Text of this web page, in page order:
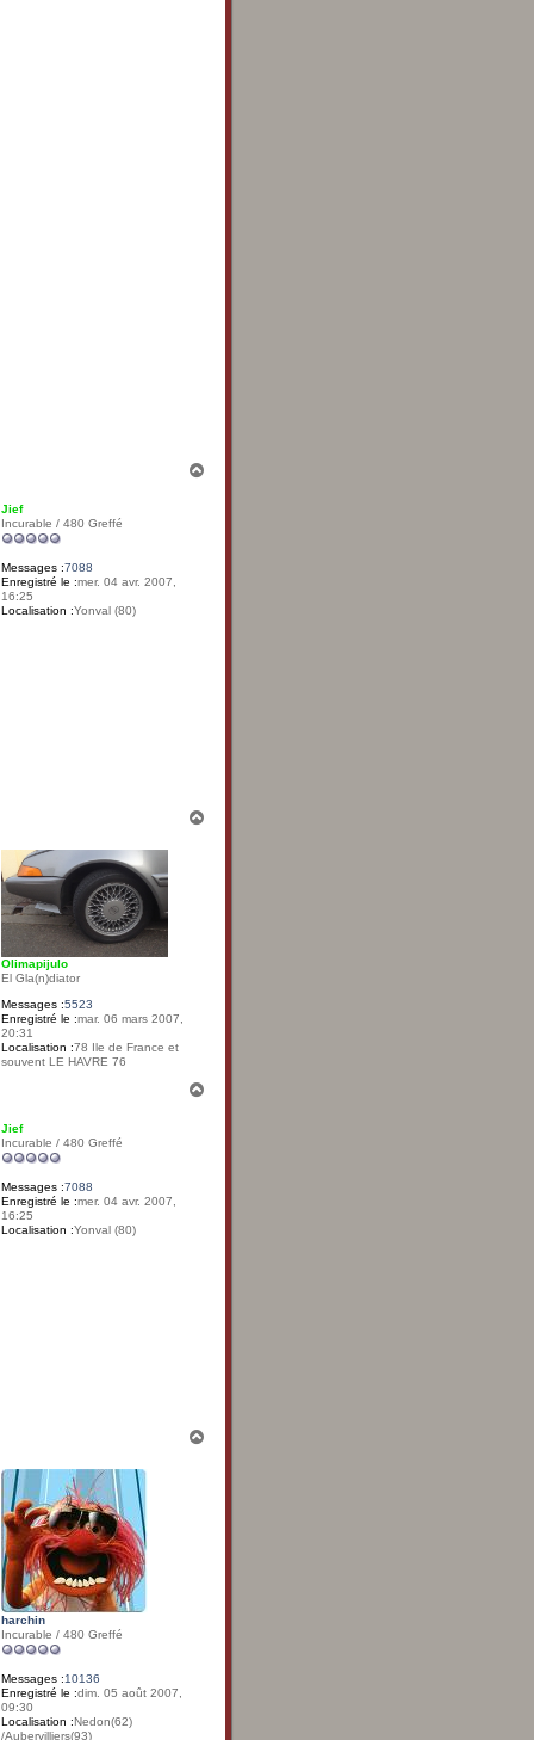
Jief
Incurable / 480 Greffé
Messages :7088
Enregistré le :mer. 04 avr. 2007,
16:25
Localisation :Yonval (80)
Olimapijulo
El Gla(n)diator
Messages :5523
Enregistré le :mar. 06 mars 2007,
20:31
Localisation :78 Ile de France et
souvent LE HAVRE 76
Jief
Incurable / 480 Greffé
Messages :7088
Enregistré le :mer. 04 avr. 2007,
16:25
Localisation :Yonval (80)
harchin
Incurable / 480 Greffé
Messages :10136
Enregistré le :dim. 05 août 2007,
09:30
Localisation :Nedon(62)
/Aubervilliers(93)